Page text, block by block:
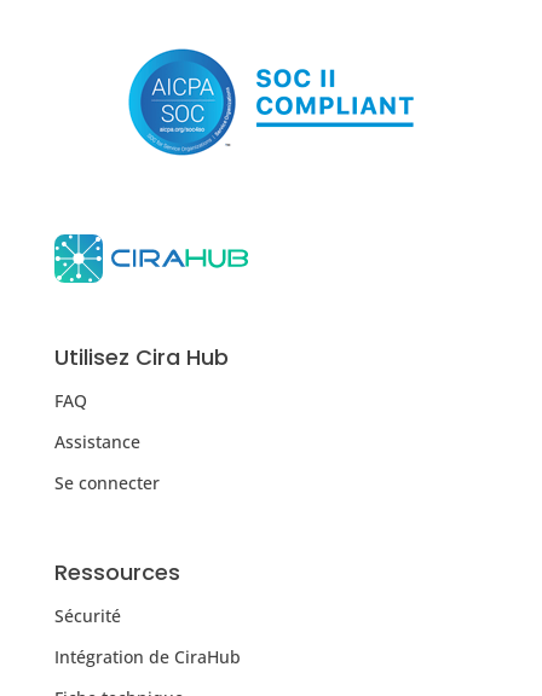
Utilisez Cira Hub
FAQ
Assistance
Se connecter
Ressources
Sécurité
Intégration de CiraHub